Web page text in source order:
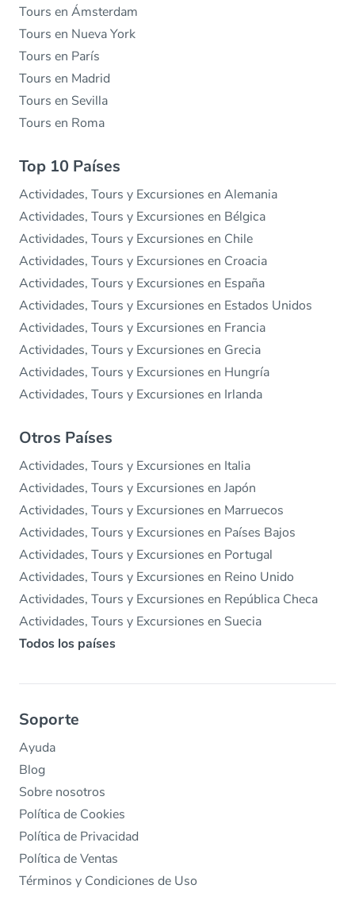
Tours en Ámsterdam
Tours en Nueva York
Tours en París
Tours en Madrid
Tours en Sevilla
Tours en Roma
Top 10 Países
Actividades, Tours y Excursiones en Alemania
Actividades, Tours y Excursiones en Bélgica
Actividades, Tours y Excursiones en Chile
Actividades, Tours y Excursiones en Croacia
Actividades, Tours y Excursiones en España
Actividades, Tours y Excursiones en Estados Unidos
Actividades, Tours y Excursiones en Francia
Actividades, Tours y Excursiones en Grecia
Actividades, Tours y Excursiones en Hungría
Actividades, Tours y Excursiones en Irlanda
Otros Países
Actividades, Tours y Excursiones en Italia
Actividades, Tours y Excursiones en Japón
Actividades, Tours y Excursiones en Marruecos
Actividades, Tours y Excursiones en Países Bajos
Actividades, Tours y Excursiones en Portugal
Actividades, Tours y Excursiones en Reino Unido
Actividades, Tours y Excursiones en República Checa
Actividades, Tours y Excursiones en Suecia
Todos los países
Soporte
Ayuda
Blog
Sobre nosotros
Política de Cookies
Política de Privacidad
Política de Ventas
Términos y Condiciones de Uso